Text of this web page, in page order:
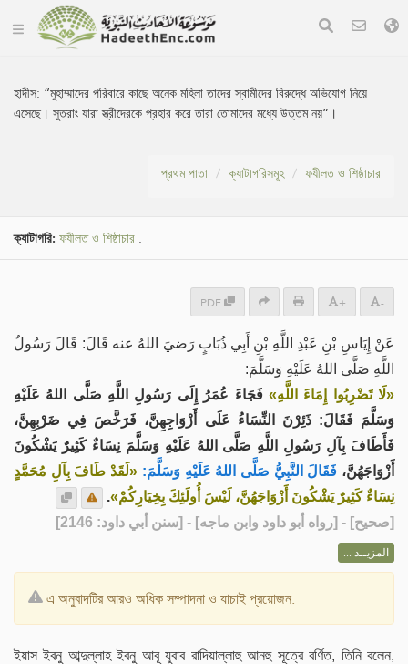
হাদীস: “মুহাম্মাদের পরিবারে কাছে অনেক মহিলা তাদের স্বামীদের বিরুদ্ধে অভিযোগ নিয়ে
এসেছে। সুতরাং যারা স্ত্রীদেরকে প্রহার করে তারা তোমাদের মধ্যে উত্তম নয়”।
প্রথম পাতা ক্যাটাগরিসমূহ ফযীলত ও শিষ্ঠাচার
ক্যাটাগরি: ফযীলত ও শিষ্ঠাচার .
PDF + -
عَنْ إِيَاسِ بْنِ عَبْدِ اللَّهِ بْنِ أَبِي ذُبَابٍ رَضيَ اللهُ عنه قَالَ: قَالَ رَسُولُ
اللَّهِ صَلَّى اللهُ عَلَيْهِ وَسَلَّمَ:
«لَا تَضْرِبُوا إِمَاءَ اللَّهِ» فَجَاءَ عُمَرُ إِلَى رَسُولِ اللَّهِ صَلَّى اللهُ عَلَيْهِ
وَسَلَّمَ فَقَالَ: ذَئِرْنَ النِّسَاءُ عَلَى أَزْوَاجِهِنَّ، فَرَخَّصَ فِي ضَرْبِهِنَّ،
فَأَطَافَ بِآلِ رَسُولِ اللَّهِ صَلَّى اللهُ عَلَيْهِ وَسَلَّمَ نِسَاءٌ كَثِيرٌ يَشْكُونَ
أَزْوَاجَهُنَّ، فَقَالَ النَّبِيُّ صَلَّى اللهُ عَلَيْهِ وَسَلَّمَ: «لَقَدْ طَافَ بِآلِ مُحَمَّدٍ
نِسَاءٌ كَثِيرٌ يَشْكُونَ أَزْوَاجَهُنَّ، لَيْسَ أُولَئِكَ بِخِيَارِكُمْ».
[صحيح] - [رواه أبو داود وابن ماجه] - [سنن أبي داود: 2146]
المزيــد ...
এ অনুবাদটির আরও অধিক সম্পাদনা ও যাচাই প্রয়োজন.
ইয়াস ইবনু আব্দুল্লাহ ইবনু আবূ যুবাব রাদিয়াল্লাহু আনহু সূত্রে বর্ণিত, তিনি বলেন,